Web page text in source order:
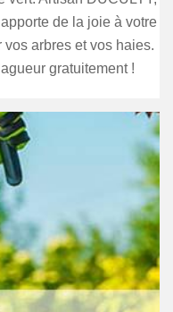
de la joie à votre
arbres et vos haies.
gratuitement !